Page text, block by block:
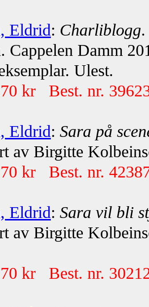
Eldrid: Charliblogg.
Cappelen Damm
Ulest.
kr Best. nr.
Eldrid: Sara på
av Birgitte
kr Best. nr.
Eldrid: Sara vil bli
av Birgitte
kr Best. nr.